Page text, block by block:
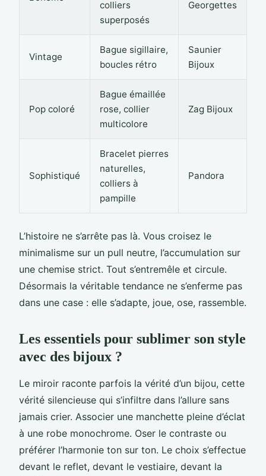
colliers
superposés
Georgettes
Vintage
Bague sigillaire,
boucles rétro
Saunier
Bijoux
Pop coloré
Bague émaillée
rose, collier
multicolore
Zag Bijoux
Sophistiqué
Bracelet pierres
naturelles,
colliers à
pampille
Pandora
L’histoire ne s’arrête pas là. Vous croisez le
minimalisme sur un pull neutre, l’accumulation sur
une chemise strict. Tout s’entremêle et circule.
Désormais la véritable tendance ne s’enferme pas
dans une case : elle s’adapte, joue, ose, rassemble.
Les essentiels pour sublimer son style
avec des bijoux ?
Le miroir raconte parfois la vérité d’un bijou, cette
vérité silencieuse qui s’infiltre dans l’allure sans
jamais crier. Associer une manchette pleine d’éclat
à une robe monochrome. Oser le contraste ou
préférer l’harmonie ton sur ton. Le choix s’effectue
devant le reflet, devant le vestiaire, devant la